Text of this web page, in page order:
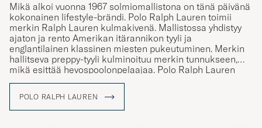
Mikä alkoi vuonna 1967 solmiomallistona on tänä päivänä
kokonainen lifestyle-brändi. Polo Ralph Lauren toimii
merkin Ralph Lauren kulmakivenä. Mallistossa yhdistyy
ajaton ja rento Amerikan itärannikon tyyli ja
englantilainen klassinen miesten pukeutuminen. Merkin
hallitseva preppy-tyyli kulminoituu merkin tunnukseen,
mikä esittää hevospoolonpelaajaa. Polo Ralph Lauren
tunnus tunnetaankin maailmanlaajuisesti ja merkki toimii
kunnioittaville vaatteille. Mallistosta löytyy muun muassa
klassisia poolopaitoja ja palmikkoneuleita rennolle, mutta
POLO RALPH LAUREN